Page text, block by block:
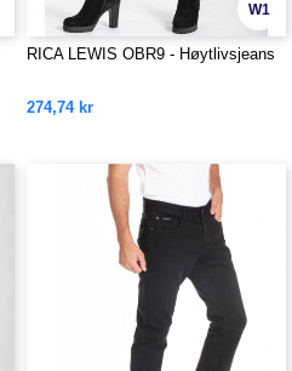
W1
RICA LEWIS OBR9 - Høytlivsjeans
274,74 kr